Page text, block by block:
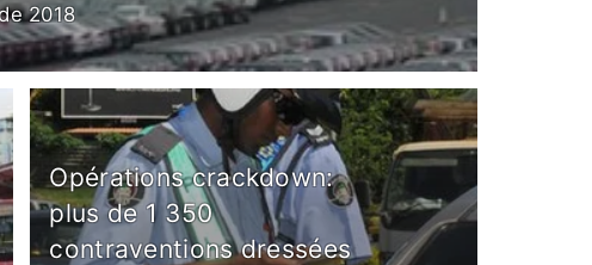
2018
Opérations crackdown:
plus de 1 350
contraventions dressées